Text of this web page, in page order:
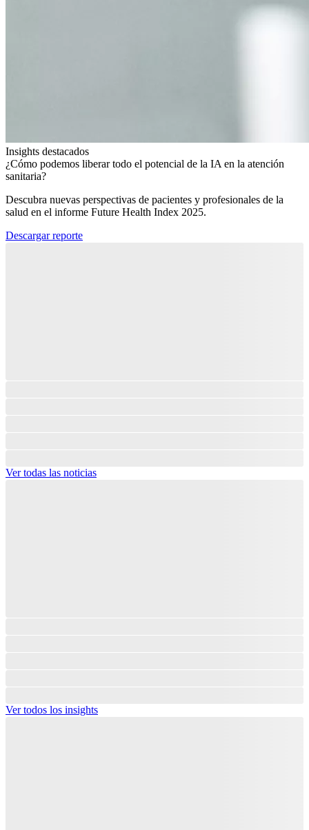
Insights destacados
¿Cómo podemos liberar todo el potencial de la IA en la atención
sanitaria?​
Descubra nuevas perspectivas de pacientes y profesionales de la
salud en el informe Future Health Index 2025.​
Descargar reporte
Ver todas las noticias
Ver todos los insights